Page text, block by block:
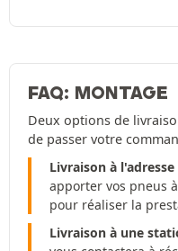
FAQ: MONTAGE
Deux options de
de passer votre
Livraison à
apporter vos pneus
pour réaliser la
Livraison à une